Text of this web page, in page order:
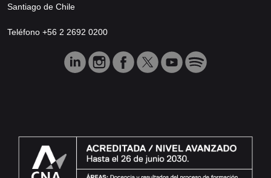
Santiago de Chile
Teléfono +56 2 2692 0200